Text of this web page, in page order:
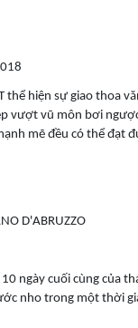
thể hiện sự giao
vượt vũ môn bơi
mẽ đều có thể đạt
D'ABRUZZO
10 ngày cuối cùng
nho trong một thời